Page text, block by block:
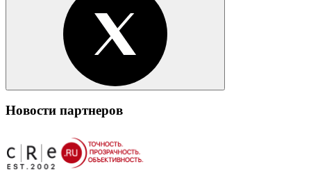
Новости партнеров